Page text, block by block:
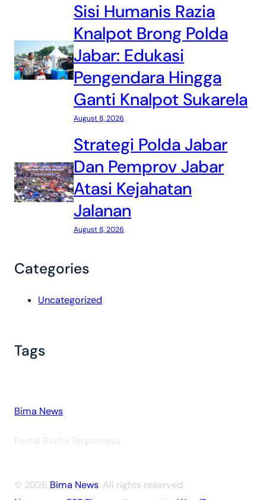
Sisi Humanis Razia
Knalpot Brong Polda
Jabar: Edukasi
Pengendara Hingga
Ganti Knalpot Sukarela
August 8, 2026
Strategi Polda Jabar
Dan Pemprov Jabar
Atasi Kejahatan
Jalanan
August 8, 2026
Categories
Uncategorized
Tags
Bima News
Portal Berita Terpercaya
© 2026 Bima News. All rights reserved.